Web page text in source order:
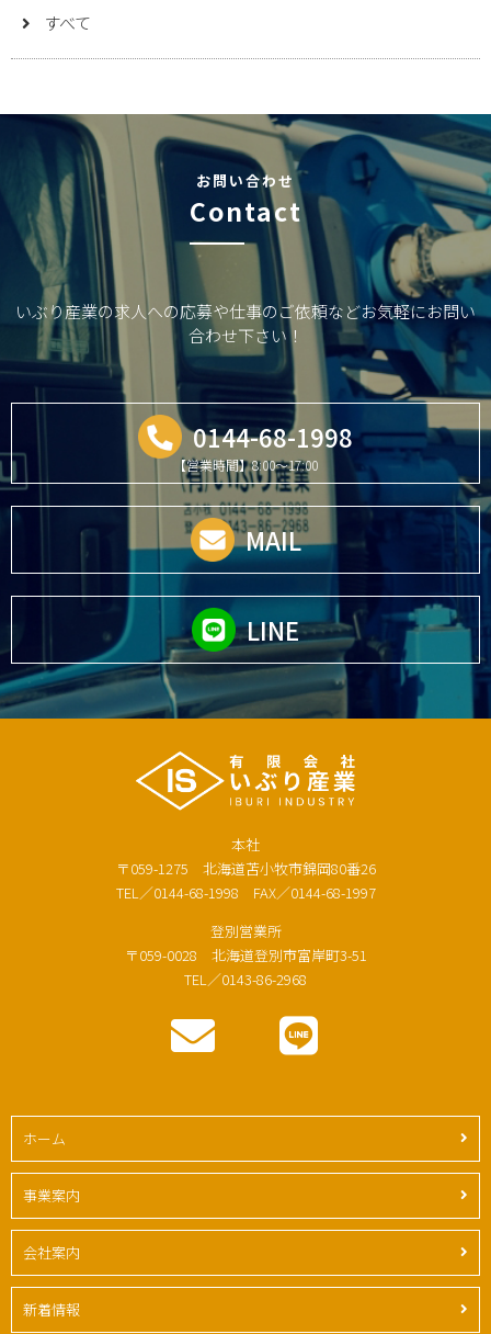
すべて
お問い合わせ
Contact
いぶり産業の求人への応募や仕事のご依頼などお気軽にお問い
合わせ下さい！
0144-68-1998
【営業時間】8:00～17:00
MAIL
LINE
本社
〒059-1275 北海道苫小牧市錦岡80番26
TEL／0144-68-1998 FAX／0144-68-1997
登別営業所
〒059-0028 北海道登別市富岸町3-51
TEL／0143-86-2968
ホーム
事業案内
会社案内
新着情報